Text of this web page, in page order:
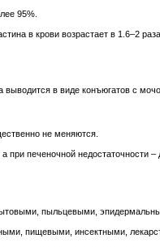
95%.
в крови возрастает в 1.6–2
выводится в виде конъюгатов с
не меняются.
при печеночной недостаточности
пыльцевыми,
пищевыми, инсектными,